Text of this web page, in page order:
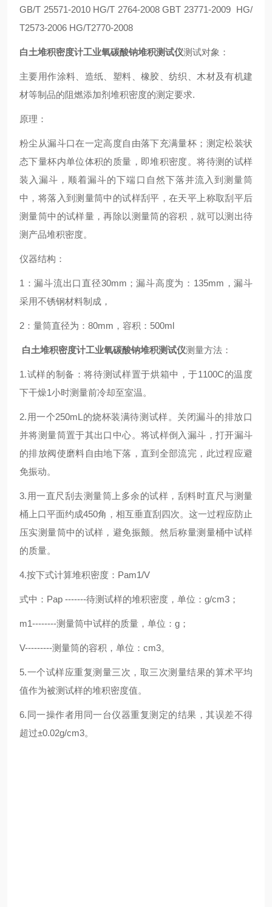
GB/T 25571-2010 HG/T 2764-2008 GBT 23771-2009 HG/
T2573-2006 HG/T2770-2008
白土堆积密度计工业氧碳酸钠堆积测试仪测试对象：
主要用作涂料、造纸、塑料、橡胶、纺织、木材及有机建
材等制品的阻燃添加剂堆积密度的测定要求.
原理：
粉尘从漏斗口在一定高度自由落下充满量杯；测定松装状
态下量杯内单位体积的质量，即堆积密度。将待测的试样
装入漏斗，顺着漏斗的下端口自然下落并流入到测量筒
中，将落入到测量筒中的试样刮平，在天平上称取刮平后
测量筒中的试样量，再除以测量筒的容积，就可以测出待
测产品堆积密度。
仪器结构：
1：漏斗流出口直径30mm；漏斗高度为：135mm，漏斗
采用不锈钢材料制成，
2：量筒直径为：80mm，容积：500ml
白土堆积密度计工业氧碳酸钠堆积测试仪测量方法：
1.试样的制备：将待测试样置于烘箱中，于1100C的温度
下干燥1小时测量前冷却至室温。
2.用一个250mL的烧杯装满待测试样。关闭漏斗的排放口
并将测量筒置于其出口中心。将试样倒入漏斗，打开漏斗
的排放阀使磨料自由地下落，直到全部流完，此过程应避
免振动。
3.用一直尺刮去测量筒上多余的试样，刮料时直尺与测量
桶上口平面约成450角，相互垂直刮四次。这一过程应防止
压实测量筒中的试样，避免振颤。然后称量测量桶中试样
的质量。
4.按下式计算堆积密度：Pam1/V
式中：Pap -------待测试样的堆积密度，单位：g/cm3；
m1--------测量筒中试样的质量，单位：g；
V---------测量筒的容积，单位：cm3。
5.一个试样应重复测量三次，取三次测量结果的算术平均
值作为被测试样的堆积密度值。
6.同一操作者用同一台仪器重复测定的结果，其误差不得
超过±0.02g/cm3。